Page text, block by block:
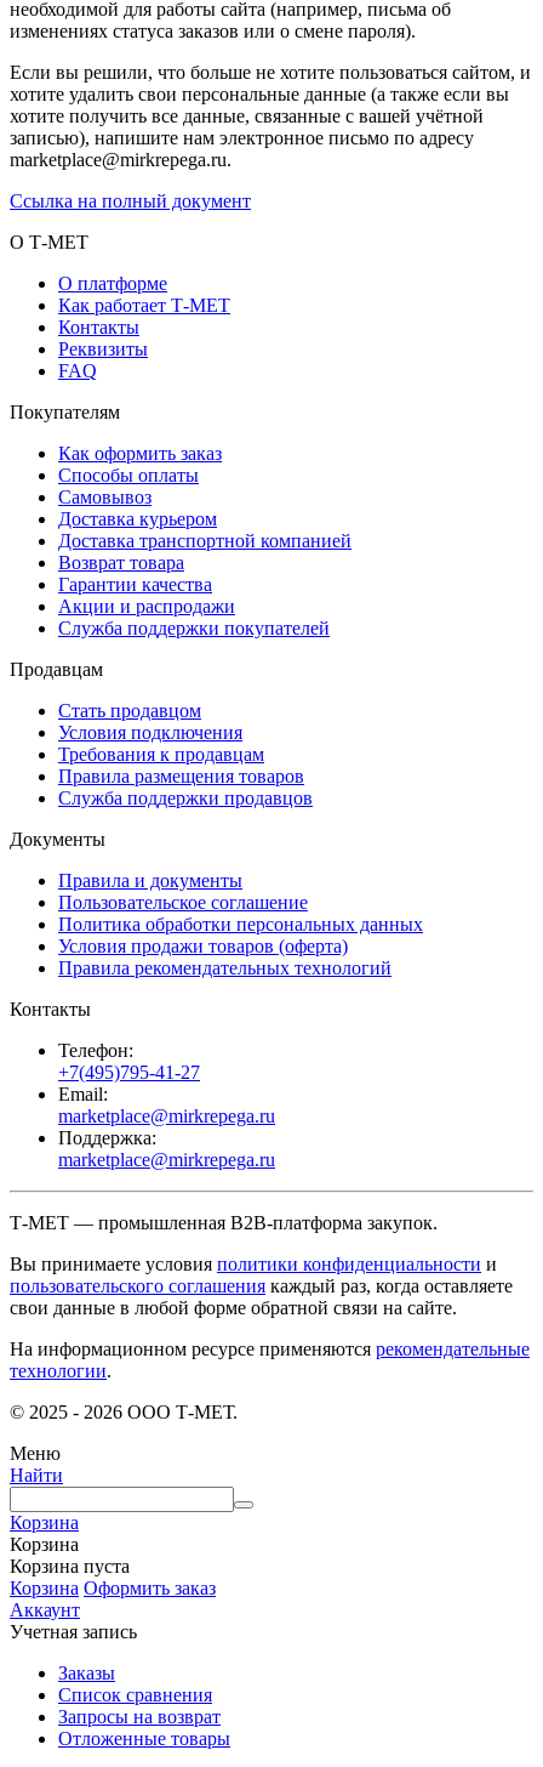
необходимой для работы сайта (например, письма об
изменениях статуса заказов или о смене пароля).
Если вы решили, что больше не хотите пользоваться сайтом, и
хотите удалить свои персональные данные (а также если вы
хотите получить все данные, связанные с вашей учётной
записью), напишите нам электронное письмо по адресу
marketplace@mirkrepega.ru.
Ссылка на полный документ
О Т-МЕТ
О платформе
Как работает Т-МЕТ
Контакты
Реквизиты
FAQ
Покупателям
Как оформить заказ
Способы оплаты
Самовывоз
Доставка курьером
Доставка транспортной компанией
Возврат товара
Гарантии качества
Акции и распродажи
Служба поддержки покупателей
Продавцам
Стать продавцом
Условия подключения
Требования к продавцам
Правила размещения товаров
Служба поддержки продавцов
Документы
Правила и документы
Пользовательское соглашение
Политика обработки персональных данных
Условия продажи товаров (оферта)
Правила рекомендательных технологий
Контакты
Телефон:
+7(495)795-41-27
Email:
marketplace@mirkrepega.ru
Поддержка:
marketplace@mirkrepega.ru
Т-МЕТ — промышленная B2B-платформа закупок.
Вы принимаете условия политики конфиденциальности и
пользовательского соглашения каждый раз, когда оставляете
свои данные в любой форме обратной связи на сайте.
На информационном ресурсе применяются рекомендательные
технологии.
© 2025 - 2026 ООО Т-МЕТ.
Меню
Найти
Корзина
Корзина
Корзина пуста
Корзина Оформить заказ
Аккаунт
Учетная запись
Заказы
Список сравнения
Запросы на возврат
Отложенные товары